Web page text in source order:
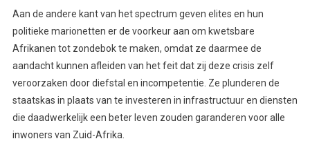
Aan de andere kant van het spectrum geven elites en hun
politieke marionetten er de voorkeur aan om kwetsbare
Afrikanen tot zondebok te maken, omdat ze daarmee de
aandacht kunnen afleiden van het feit dat zij deze crisis zelf
veroorzaken door diefstal en incompetentie. Ze plunderen de
staatskas in plaats van te investeren in infrastructuur en diensten
die daadwerkelijk een beter leven zouden garanderen voor alle
inwoners van Zuid-Afrika.